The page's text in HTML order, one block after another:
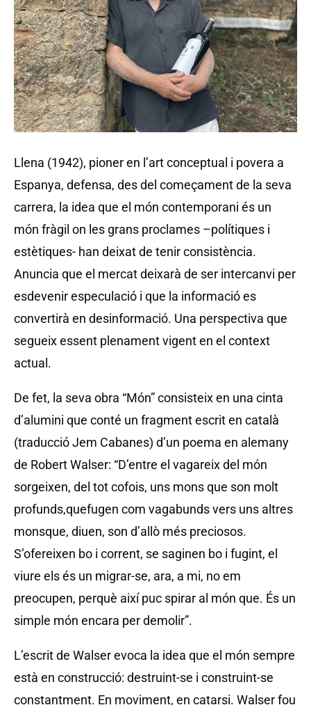
Llena (1942), pioner en l’art conceptual i povera a
Espanya, defensa, des del começament de la seva
carrera, la idea que el món contemporani és un
món fràgil on les grans proclames –polítiques i
estètiques- han deixat de tenir consistència.
Anuncia que el mercat deixarà de ser intercanvi per
esdevenir especulació i que la informació es
convertirà en desinformació. Una perspectiva que
segueix essent plenament vigent en el context
actual.
De fet, la seva obra “Món” consisteix en una cinta
d’alumini que conté un fragment escrit en català
(traducció Jem Cabanes) d’un poema en alemany
de Robert Walser: “D’entre el vagareix del món
sorgeixen, del tot cofois, uns mons que son molt
profunds,quefugen com vagabunds vers uns altres
monsque, diuen, son d’allò més preciosos.
S’ofereixen bo i corrent, se saginen bo i fugint, el
viure els és un migrar-se, ara, a mi, no em
preocupen, perquè així puc spirar al món que. És un
simple món encara per demolir”.
L’escrit de Walser evoca la idea que el món sempre
està en construcció: destruint-se i construint-se
constantment. En moviment, en catarsi. Walser fou